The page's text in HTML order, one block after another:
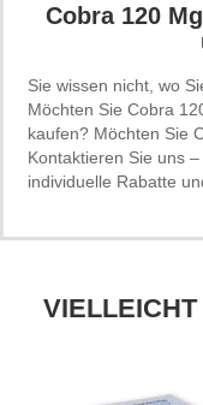
Cobra 120
Sie wissen nicht, wo
Möchten Sie Cobra
kaufen? Möchten Sie
Kontaktieren Sie uns
individuelle Rabatte